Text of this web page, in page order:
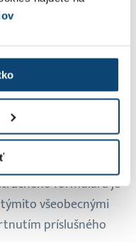
škodu
formulára
a zároveň
a pravdivé (ďalej
ceny podľa platného
používateľa.
formulára je
všeobecnými
príslušného